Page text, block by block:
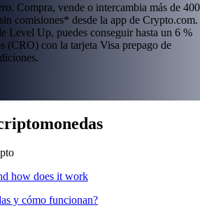
Compra, vende o intercambia más de 400
comisiones* desde la app de Crypto.com.
Level Up, puedes conseguir hasta un 6 %
(CRO) con la tarjeta Visa prepago de
y cómo funcionan?